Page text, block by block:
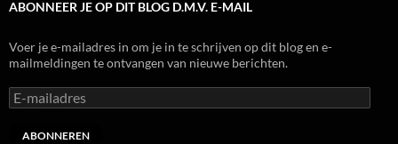
ABONNEER JE OP DIT BLOG D.M.V. E-MAIL
Voer je e-mailadres in om je in te schrijven op dit blog en e-
mailmeldingen te ontvangen van nieuwe berichten.
E-
mailadres
ABONNEREN